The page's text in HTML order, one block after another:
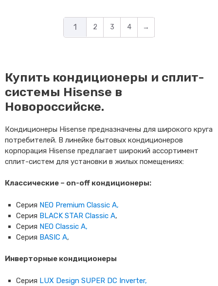
1 2 3 4 →
Купить кондиционеры и сплит-
системы Hisense в
Новороссийске.
Кондиционеры Hisense предназначены для широкого круга
потребителей. В линейке бытовых кондиционеров
корпорация Hisense предлагает широкий ассортимент
сплит-систем для установки в жилых помещениях:
Классические – on-off кондиционеры:
Серия NEO Premium Classic A,
Серия BLACK STAR Classic A,
Серия NEO Classic A,
Серия BASIC A,
Инверторные кондиционеры
Серия LUX Design SUPER DC Inverter,